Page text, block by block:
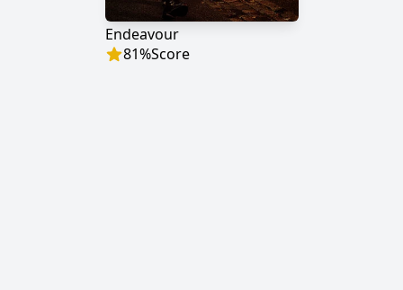
Endeavour
81%Score